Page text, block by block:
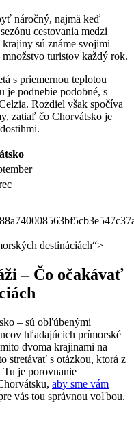
náročný, najmä keď
cestovania medzi
sú známe svojimi
turistov každý rok.
s priemernou teplotou
je podnebie podobné, s
Rozdiel však spočíva
zatiaľ čo Chorvátsko je
destináciách“>
– Čo očakávať
– sú obľúbenými
hľadajúcich prímorské
dvoma krajinami na
stretávať s otázkou, ktorá z
je porovnanie
aby sme vám
vás tou správnou voľbou.